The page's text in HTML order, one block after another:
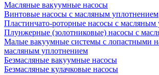
Масляные вакуумные насосы
Винтовые насосы с масляным уплотнением
Пластинчато-роторные насосы с масляным
Плунжерные (золотниковые) насосы с
Малые вакуумные системы с лопастными
масляным уплотнением
Безмасляные вакуумные насосы
Безмасляные кулачковые насосы